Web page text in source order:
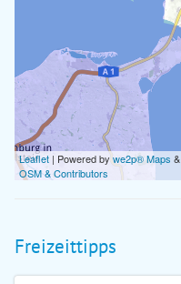
Leaflet | Powered bywe2p® Maps &
OSM & Contributors
Freizeittipps